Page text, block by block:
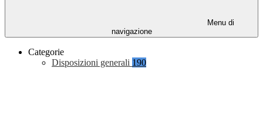
Menu di
navigazione
Categorie
Disposizioni generali 190